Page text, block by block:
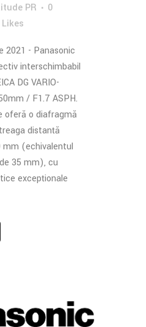
PR
0
Likes
2021 - Panasonic
interschimbabil
DG VARIO-
/ F1.7 ASPH.
oferă o diafragmă
distanță
(echivalentul
35 mm), cu
excepționale